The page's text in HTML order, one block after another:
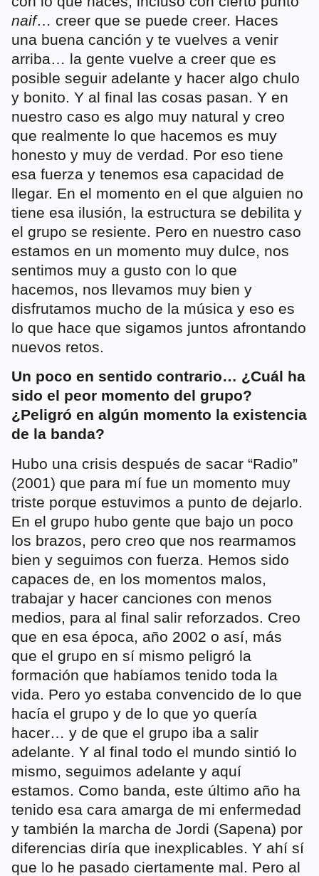
naif… creer que se puede creer. Haces
una buena canción y te vuelves a venir
arriba… la gente vuelve a creer que es
posible seguir adelante y hacer algo chulo
y bonito. Y al final las cosas pasan. Y en
nuestro caso es algo muy natural y creo
que realmente lo que hacemos es muy
honesto y muy de verdad. Por eso tiene
esa fuerza y tenemos esa capacidad de
llegar. En el momento en el que alguien no
tiene esa ilusión, la estructura se debilita y
el grupo se resiente. Pero en nuestro caso
estamos en un momento muy dulce, nos
sentimos muy a gusto con lo que
hacemos, nos llevamos muy bien y
disfrutamos mucho de la música y eso es
lo que hace que sigamos juntos afrontando
nuevos retos.
Un poco en sentido contrario… ¿Cuál ha
sido el peor momento del grupo?
¿Peligró en algún momento la existencia
de la banda?
Hubo una crisis después de sacar “Radio”
(2001) que para mí fue un momento muy
triste porque estuvimos a punto de dejarlo.
En el grupo hubo gente que bajo un poco
los brazos, pero creo que nos rearmamos
bien y seguimos con fuerza. Hemos sido
capaces de, en los momentos malos,
trabajar y hacer canciones con menos
medios, para al final salir reforzados. Creo
que en esa época, año 2002 o así, más
que el grupo en sí mismo peligró la
formación que habíamos tenido toda la
vida. Pero yo estaba convencido de lo que
hacía el grupo y de lo que yo quería
hacer… y de que el grupo iba a salir
adelante. Y al final todo el mundo sintió lo
mismo, seguimos adelante y aquí
estamos. Como banda, este último año ha
tenido esa cara amarga de mi enfermedad
y también la marcha de Jordi (Sapena) por
diferencias diría que inexplicables. Y ahí sí
que lo he pasado ciertamente mal. Pero al